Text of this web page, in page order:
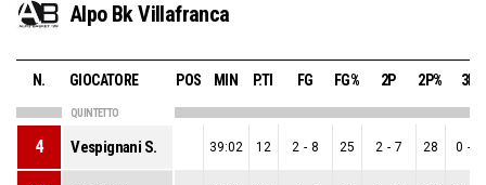
Alpo Bk Villafranca
N. GIOCATORE POS MIN P.TI FG FG% 2P 2P% 3P
QUINTETTO
4 Vespignani S. 39:02 12 2 - 8 25 2 - 7 28 0 -